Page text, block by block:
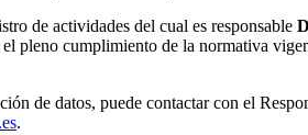
de actividades del cual es responsable
pleno cumplimiento de la normativa
de datos, puede contactar con el
.